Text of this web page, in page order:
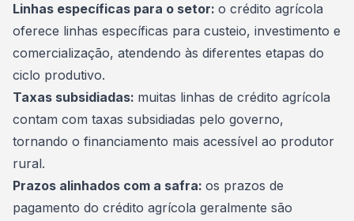
Linhas específicas para o setor: o crédito agrícola
oferece linhas específicas para custeio, investimento e
comercialização, atendendo às diferentes etapas do
ciclo produtivo.
Taxas subsidiadas: muitas linhas de crédito agrícola
contam com taxas subsidiadas pelo governo,
tornando o financiamento mais acessível ao produtor
rural.
Prazos alinhados com a safra: os prazos de
pagamento do crédito agrícola geralmente são